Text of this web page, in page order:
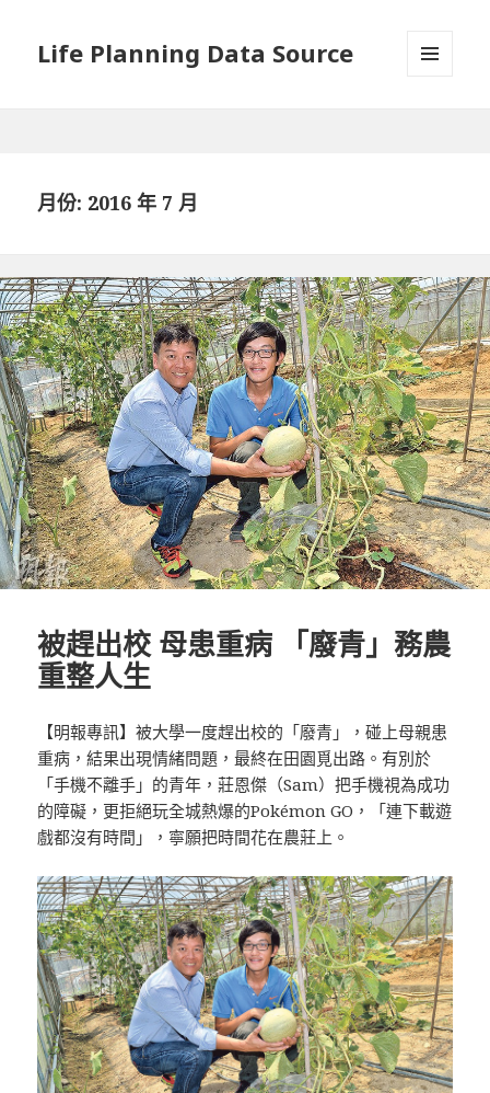
Life Planning Data Source
月份: 2016 年 7 月
被趕出校 母患重病 「廢青」務農
重整人生
【明報專訊】被大學一度趕出校的「廢青」，碰上母親患
重病，結果出現情緒問題，最終在田園覓出路。有別於
「手機不離手」的青年，莊恩傑（Sam）把手機視為成功
的障礙，更拒絕玩全城熱爆的Pokémon GO，「連下載遊
戲都沒有時間」，寧願把時間花在農莊上。